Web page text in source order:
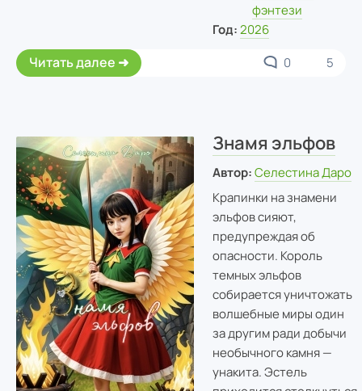
фэнтези
Год: 2026
Читать далее 0 5
Знамя эльфов
Автор: Селестина Даро
Крапинки на знамени
эльфов сияют,
предупреждая об
опасности. Король
темных эльфов
собирается уничтожать
волшебные миры один
за другим ради добычи
необычного камня —
унакита. Эстель